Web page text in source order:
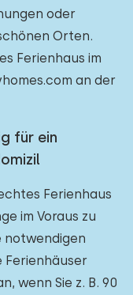
oder
Orten.
Ferienhaus im
an der
für ein
Ferienhaus
im Voraus zu
notwendigen
Ferienhäuser
wenn Sie z. B. 90